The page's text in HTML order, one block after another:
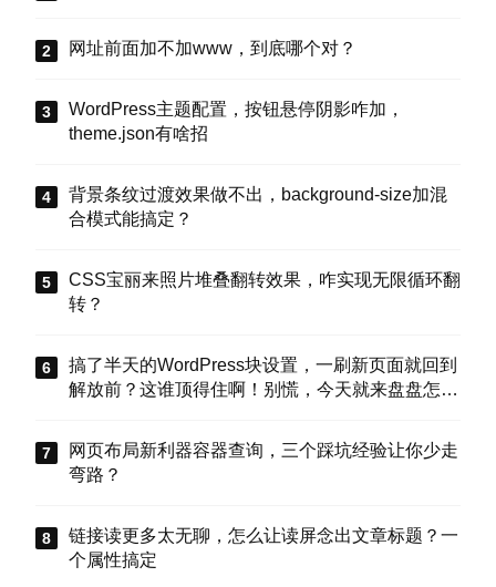
网址前面加不加www，到底哪个对？
WordPress主题配置，按钮悬停阴影咋加，
theme.json有啥招
背景条纹过渡效果做不出，background-size加混
合模式能搞定？
CSS宝丽来照片堆叠翻转效果，咋实现无限循环翻
转？
搞了半天的WordPress块设置，一刷新页面就回到
解放前？这谁顶得住啊！别慌，今天就来盘盘怎么
车”。
网页布局新利器容器查询，三个踩坑经验让你少走
弯路？
链接读更多太无聊，怎么让读屏念出文章标题？一
个属性搞定